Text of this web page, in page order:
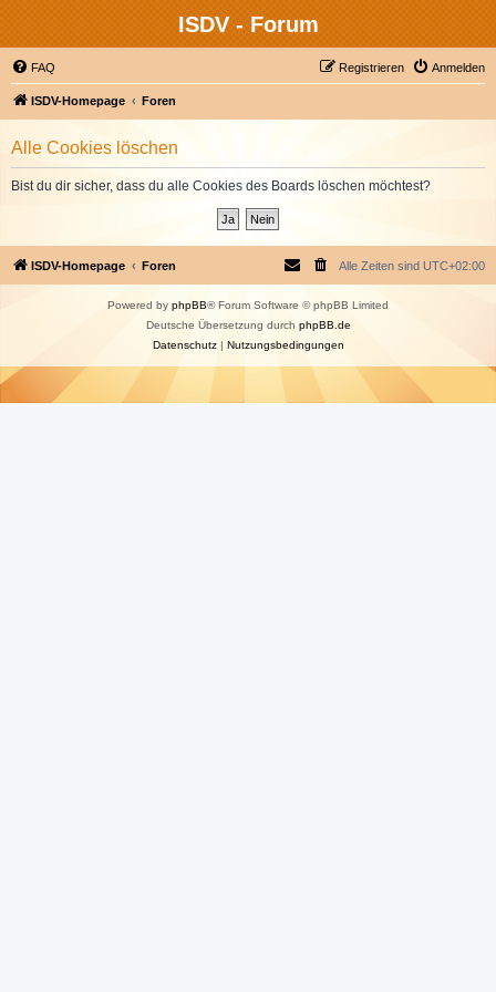
ISDV - Forum
FAQ Anmelden
Registrieren
ISDV-Homepage Foren
Alle Cookies löschen
Bist du dir sicher, dass du alle Cookies des Boards löschen möchtest?
ISDV-Homepage Foren Alle Zeiten sind UTC+02:00
Powered by phpBB® Forum Software © phpBB Limited
Deutsche Übersetzung durch phpBB.de
Datenschutz| Nutzungsbedingungen